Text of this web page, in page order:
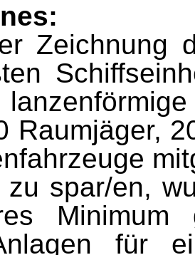
Zeichnung
Raumjäger,
zu spar/en,
für